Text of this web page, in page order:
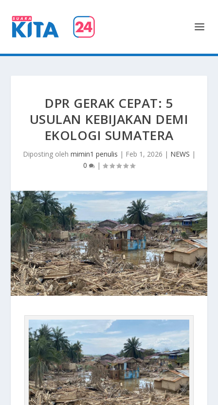
DPR GERAK CEPAT: 5
USULAN KEBIJAKAN DEMI
EKOLOGI SUMATERA
Diposting oleh mimin1 penulis | Feb 1, 2026 | NEWS |
0
|